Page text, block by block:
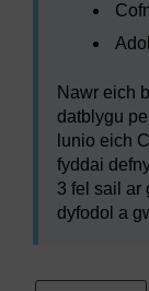
Nawr eich
datblygu
lunio eich
fyddai
3 fel sail ar
dyfodol a